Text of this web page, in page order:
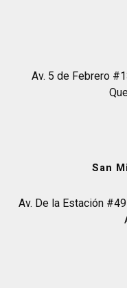
Av. 5 de Febrero
San
Av. De la Estación